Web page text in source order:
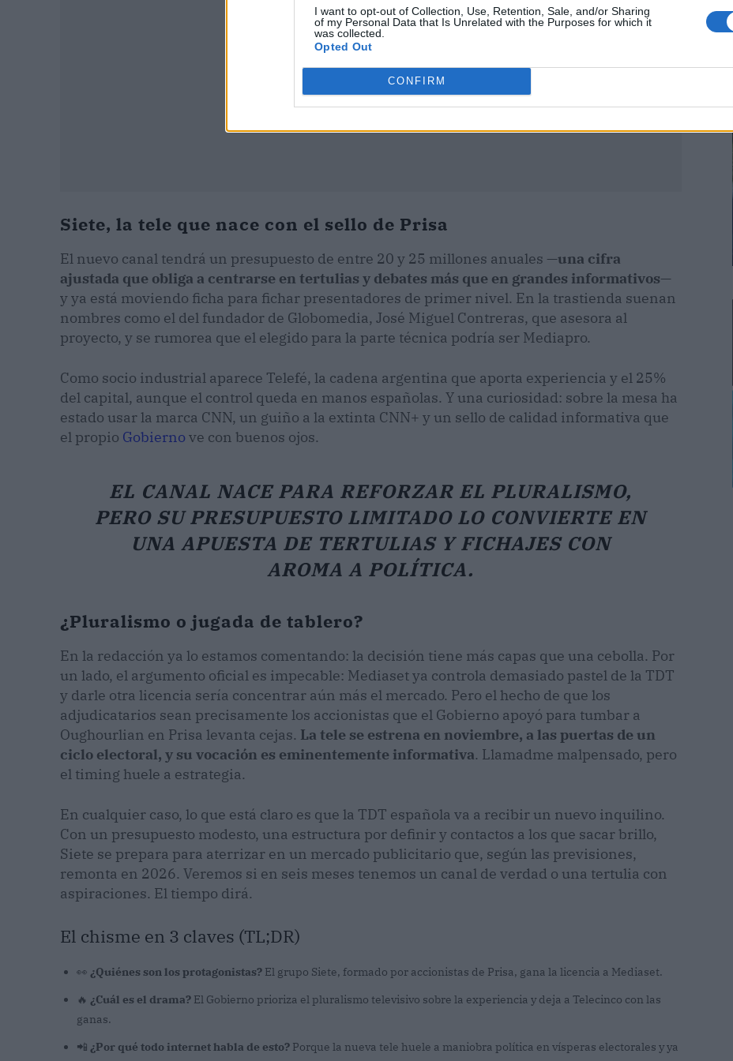
I want to opt-out of Collection, Use, Retention, Sale, and/or Sharing
of my Personal Data that Is Unrelated with the Purposes for which it
was collected.
Opted Out
CONFIRM
Siete, la tele que nace con el sello de Prisa
El nuevo canal tendrá un presupuesto de entre 20 y 25 millones anuales —una cifra
ajustada que obliga a centrarse en tertulias y debates más que en grandes informativos—
y ya está moviendo ficha para fichar presentadores de primer nivel. En la trastienda suenan
nombres como el del fundador de Globomedia, José Miguel Contreras, que asesora al
proyecto, y se rumorea que el elegido para la parte técnica podría ser Mediapro.
Como socio industrial aparece Telefé, la cadena argentina que aporta experiencia y el 25%
del capital, aunque el control queda en manos españolas. Y una curiosidad: sobre la mesa ha
estado usar la marca CNN, un guiño a la extinta CNN+ y un sello de calidad informativa que
el propio Gobierno ve con buenos ojos.
EL CANAL NACE PARA REFORZAR EL PLURALISMO,
PERO SU PRESUPUESTO LIMITADO LO CONVIERTE EN
UNA APUESTA DE TERTULIAS Y FICHAJES CON
AROMA A POLÍTICA.
¿Pluralismo o jugada de tablero?
En la redacción ya lo estamos comentando: la decisión tiene más capas que una cebolla. Por
un lado, el argumento oficial es impecable: Mediaset ya controla demasiado pastel de la TDT
y darle otra licencia sería concentrar aún más el mercado. Pero el hecho de que los
adjudicatarios sean precisamente los accionistas que el Gobierno apoyó para tumbar a
Oughourlian en Prisa levanta cejas. La tele se estrena en noviembre, a las puertas de un
ciclo electoral, y su vocación es eminentemente informativa. Llamadme malpensado, pero
el timing huele a estrategia.
En cualquier caso, lo que está claro es que la TDT española va a recibir un nuevo inquilino.
Con un presupuesto modesto, una estructura por definir y contactos a los que sacar brillo,
Siete se prepara para aterrizar en un mercado publicitario que, según las previsiones,
remonta en 2026. Veremos si en seis meses tenemos un canal de verdad o una tertulia con
aspiraciones. El tiempo dirá.
El chisme en 3 claves (TL;DR)
👀 ¿Quiénes son los protagonistas? El grupo Siete, formado por accionistas de Prisa, gana la licencia a Mediaset.
🔥 ¿Cuál es el drama? El Gobierno prioriza el pluralismo televisivo sobre la experiencia y deja a Telecinco con las
ganas.
📲 ¿Por qué todo internet habla de esto? Porque la nueva tele huele a maniobra política en vísperas electorales y ya